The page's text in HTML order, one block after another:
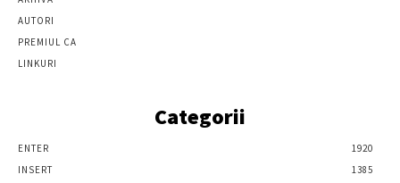
AUTORI
PREMIUL CA
LINKURI
Categorii
ENTER
1920
INSERT
1385